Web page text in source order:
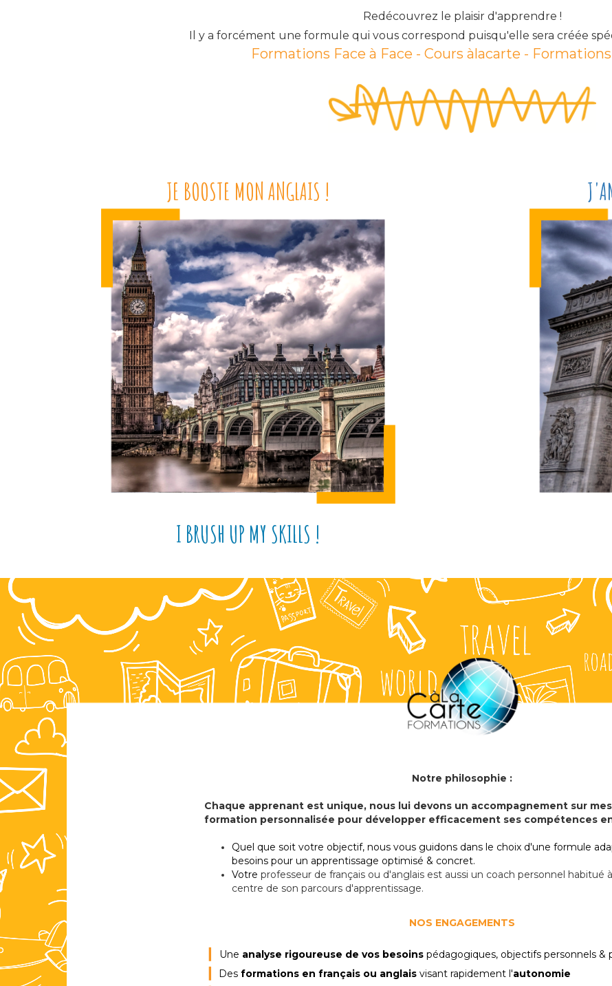
Redécouvrez le plaisir d'apprendre !
Il y a forcément une formule qui vous correspond puisqu'elle sera créée
Formations Face à Face - Cours àlacarte -
JE BOOSTE MON ANGLAIS !
I BRUSH UP MY SKILLS !
Notre philosophie :
Chaque apprenant est unique, nous lui devons un accompagnement sur
formation personnalisée pour développer efficacement ses compétences
Quel que soit votre objectif, nous vous guidons dans le choix d'une formule
besoins pour un apprentissage optimisé & concret.
Votre professeur de français ou d'anglais est aussi un coach personnel habitué
centre de son parcours d'apprentissage.
NOS ENGAGEMENTS
Une analyse rigoureuse de vos besoins pédagogiques, objectifs personnels &
Des formations en français ou anglais visant rapidement l'autonomie